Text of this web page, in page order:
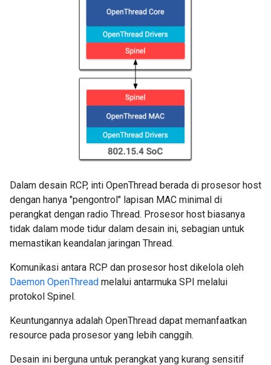
Dalam desain RCP, inti OpenThread berada di prosesor host
dengan hanya "pengontrol" lapisan MAC minimal di
perangkat dengan radio Thread. Prosesor host biasanya
tidak dalam mode tidur dalam desain ini, sebagian untuk
memastikan keandalan jaringan Thread.
Komunikasi antara RCP dan prosesor host dikelola oleh
Daemon OpenThread melalui antarmuka SPI melalui
protokol Spinel.
Keuntungannya adalah OpenThread dapat memanfaatkan
resource pada prosesor yang lebih canggih.
Desain ini berguna untuk perangkat yang kurang sensitif